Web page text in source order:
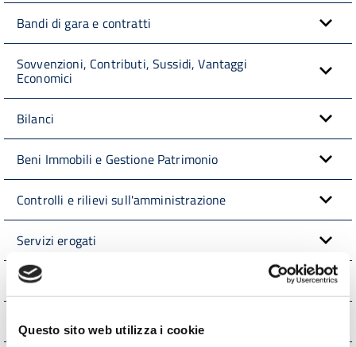
Questo sito web utilizza i cookie
Bandi di gara e contratti
Sovvenzioni, Contributi, Sussidi, Vantaggi
Economici
Bilanci
Beni Immobili e Gestione Patrimonio
Controlli e rilievi sull'amministrazione
Servizi erogati
Pagamenti dell'Amministrazione
Opere pubbliche